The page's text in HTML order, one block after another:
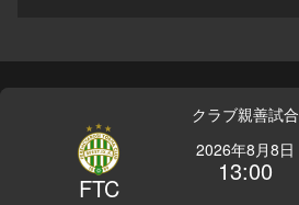
クラブ親善試合
FTC
2026年8月8日
13:00